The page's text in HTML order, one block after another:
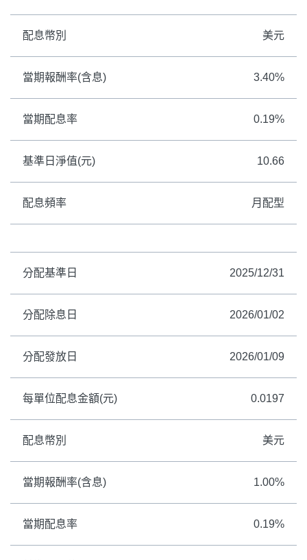
配息幣別 美元
當期報酬率(含息) 3.40%
當期配息率 0.19%
基準日淨值(元) 10.66
配息頻率 月配型
分配基準日 2025/12/31
分配除息日 2026/01/02
分配發放日 2026/01/09
每單位配息金額(元) 0.0197
配息幣別 美元
當期報酬率(含息) 1.00%
當期配息率 0.19%